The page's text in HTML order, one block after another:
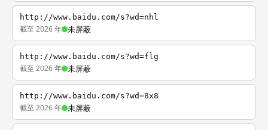
http://www.baidu.com/s?wd=nhl
截至 2026 年 未屏蔽
http://www.baidu.com/s?wd=flg
截至 2026 年 未屏蔽
http://www.baidu.com/s?wd=8x8
截至 2026 年 未屏蔽